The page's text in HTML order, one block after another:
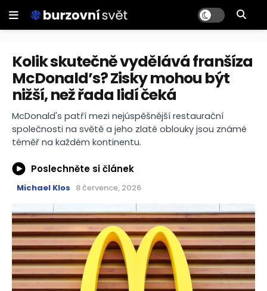
Kolik skutečně vydělává franšíza
McDonald’s? Zisky mohou být
nižší, než řada lidí čeká
McDonald's patří mezi nejúspěšnější restaurační
společnosti na světě a jeho zlaté oblouky jsou známé
téměř na každém kontinentu.
Poslechněte si článek
Michael Klos 8 července, 2026